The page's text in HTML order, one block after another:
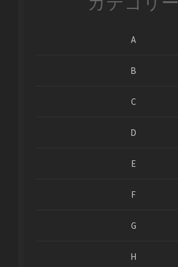
A
B
C
D
E
F
G
H